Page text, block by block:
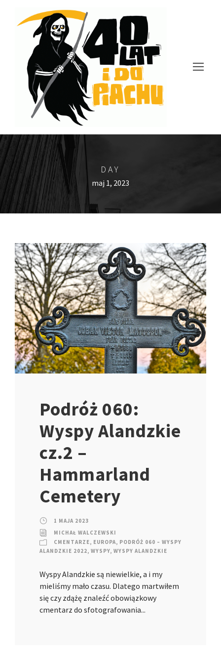
DAY
maj 1, 2023
Podróż 060:
Wyspy Alandzkie
cz.2 –
Hammarland
Cemetery
1 MAJA 2023
MICHAŁ WALCZEWSKI
CMENTARZE, EUROPA, PODRÓŻ 060 – WYSPY
ALANDZKIE 2022, WYSPY, WYSPY ALANDZKIE
Wyspy Alandzkie są niewielkie, a i my
mieliśmy mało czasu. Dlatego martwiłem
się czy zdążę znaleźć obowiązkowy
cmentarz do sfotografowania...